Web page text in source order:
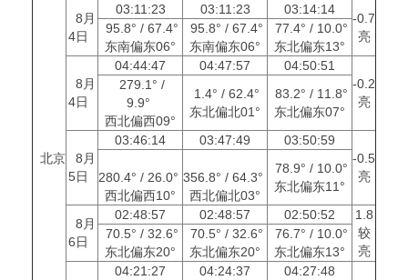
北京
8月
4日
03:11:23 03:11:23 03:14:14
-0.7
亮
95.8° / 67.4°
东南偏东06°
95.8° / 67.4°
东南偏东06°
77.4° / 10.0°
东北偏东13°
8月
4日
04:44:47 04:47:57
04:50:51
-0.2
亮
279.1° /
9.9°
西北偏西09°
1.4° / 62.4°
东北偏北01°
83.2° / 11.8°
东北偏东07°
8月
5日
03:46:14 03:47:49
03:50:59
-0.5
亮
280.4° / 26.0°
西北偏西10°
356.8° / 64.3°
西北偏北03°
78.9° / 10.0°
东北偏东11°
8月
6日
02:48:57 02:48:57 02:50:52
1.8
较
亮
70.5° / 32.6°
东北偏东20°
70.5° / 32.6°
东北偏东20°
76.7° / 10.0°
东北偏东13°
04:21:27 04:24:37
04:27:48